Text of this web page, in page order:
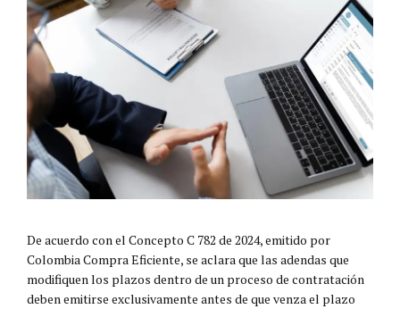
De acuerdo con el Concepto C 782 de 2024, emitido por
Colombia Compra Eficiente, se aclara que las adendas que
modifiquen los plazos dentro de un proceso de contratación
deben emitirse exclusivamente antes de que venza el plazo